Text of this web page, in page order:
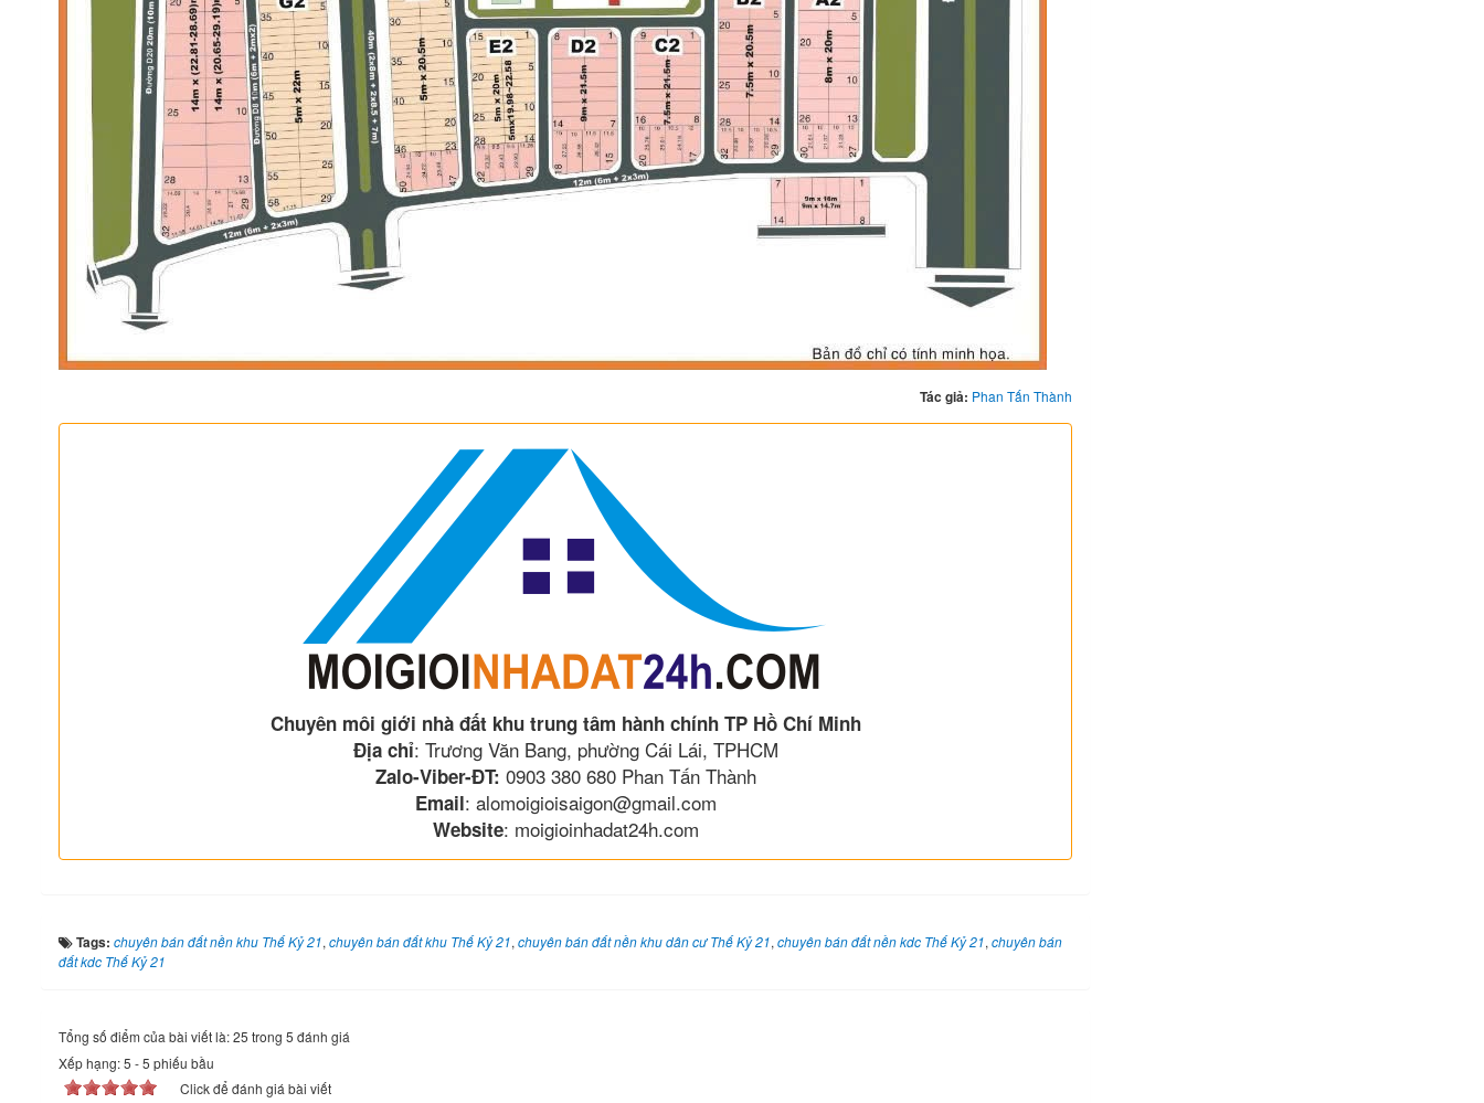
Tác giả: Phan Tấn Thành
Chuyên môi giới nhà đất khu trung tâm hành chính TP Hồ Chí Minh
Địa chỉ: Trương Văn Bang, phường Cái Lái, TPHCM
Zalo-Viber-ĐT: 0903 380 680 Phan Tấn Thành
Email: alomoigioisaigon@gmail.com
Website: moigioinhadat24h.com
Tags: chuyên bán đất nền khu Thế Kỷ 21, chuyên bán đất khu Thế Kỷ 21, chuyên bán đất nền khu dân cư Thế Kỷ 21, chuyên bán đất nền kdc Thế Kỷ 21, chuyên bán
đất kdc Thế Kỷ 21
Tổng số điểm của bài viết là: 25 trong 5 đánh giá
Xếp hạng:5 -5 phiếu bầu
Click để đánh giá bài viết